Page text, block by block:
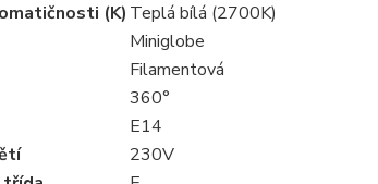
(K) Teplá bílá (2700K)
Miniglobe
Filamentová
360°
E14
230V